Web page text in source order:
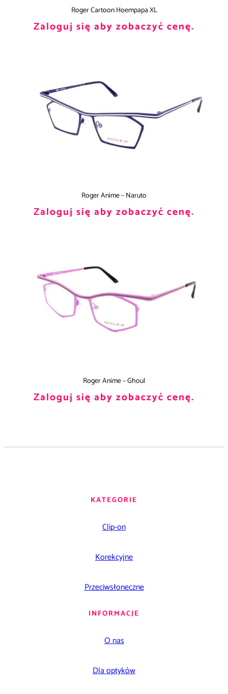
Roger Cartoon Hoempapa XL
Zaloguj się aby zobaczyć cenę.
Roger Anime – Naruto
Zaloguj się aby zobaczyć cenę.
Roger Anime – Ghoul
Zaloguj się aby zobaczyć cenę.
KATEGORIE
Clip-on
Korekcyjne
Przeciwsłoneczne
INFORMACJE
O nas
Dla optyków